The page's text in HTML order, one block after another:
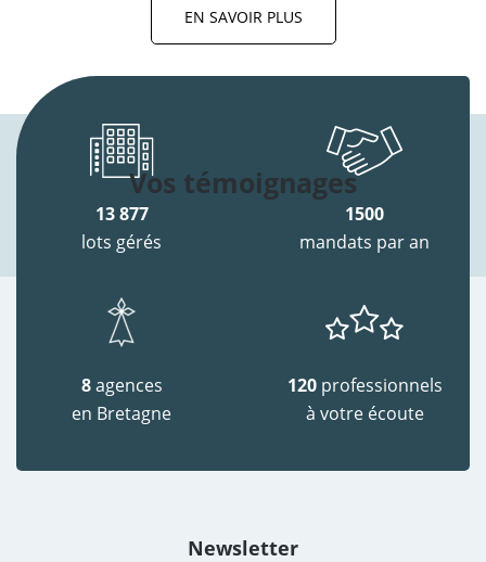
EN SAVOIR PLUS
Vos témoignages
13 877
lots gérés
1500
mandats par an
8agences
en Bretagne
120 professionnels
à votre écoute
Newsletter